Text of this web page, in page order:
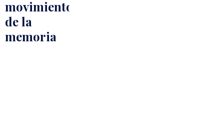
movimiento
de la
memoria